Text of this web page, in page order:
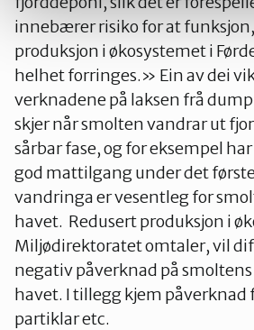
innebærer risiko for at
produksjon i økosystemet i
helhet forringes.» Ein av dei
verknadene på laksen frå
skjer når smolten vandrar ut
sårbar fase, og for eksempel
god mattilgang under det
vandringa er vesentleg for
havet. Redusert produksjon i
Miljødirektoratet omtaler, vil
negativ påverknad på
havet. I tillegg kjem påverknad
partiklar etc.